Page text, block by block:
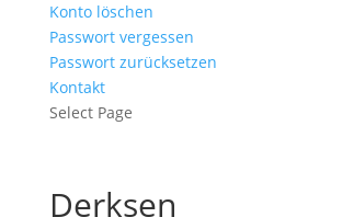
Konto löschen
Passwort vergessen
Passwort zurücksetzen
Kontakt
Select Page
Derksen